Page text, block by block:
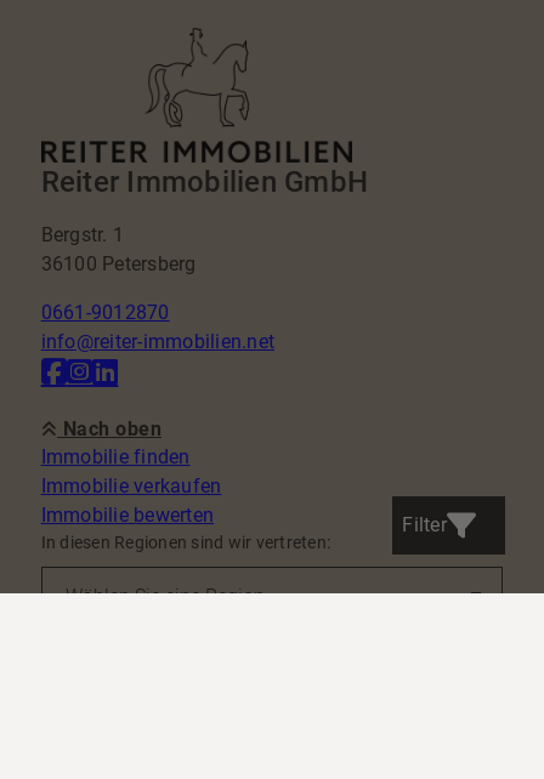
Filter
Reiter Immobilien GmbH
Bergstr. 1
36100 Petersberg
0661-9012870
info@reiter-immobilien.net
In diesen Regionen sind wir vertreten:
Nach oben
Immobilie finden
Immobilie verkaufen
Immobilie bewerten